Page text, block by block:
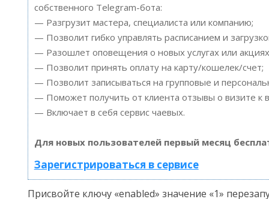
собственного Telegram-бота:
— Разгрузит мастера, специалиста или компанию;
— Позволит гибко управлять расписанием и
— Разошлет оповещения о новых услугах или
— Позволит принять оплату на карту/кошелек/счет;
— Позволит записываться на групповые и
— Поможет получить от клиента отзывы о визите к
— Включает в себя сервис чаевых.
Для новых пользователей первый месяц
Зарегистрироваться в сервисе
Присвойте ключу «enabled» значение «1»